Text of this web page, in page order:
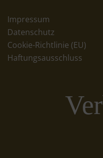
Impressum
Datenschutz
Cookie-Richtlinie (EU)
Haftungsausschluss